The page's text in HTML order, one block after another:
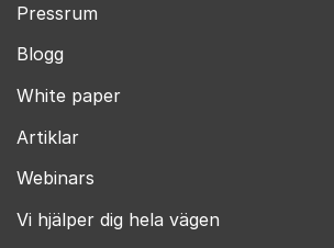
Pressrum
Blogg
White paper
Artiklar
Webinars
Vi hjälper dig hela vägen